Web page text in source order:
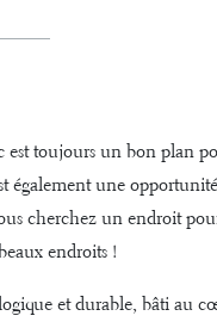
toujours un bon plan
également une
cherchez un endroit
endroits !
et durable, bâti au